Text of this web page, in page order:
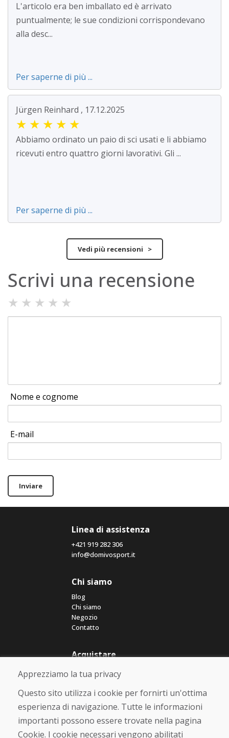
L'articolo era ben imballato ed è arrivato
puntualmente; le sue condizioni corrispondevano
alla desc...
Per saperne di più ...
Jürgen Reinhard , 17.12.2025
★ ★ ★ ★ ★
Abbiamo ordinato un paio di sci usati e li abbiamo
ricevuti entro quattro giorni lavorativi. Gli ...
Per saperne di più ...
Vedi più recensioni >
Scrivi una recensione
★ ★ ★ ★ ★
Nome e cognome
E-mail
Inviare
Linea di assistenza
+421 919 282 306
info@domivosport.it
Chi siamo
Blog
Chi siamo
Negozio
Contatto
Acquistare
Negozio online
Termini e condizioni commerciali
Spedizione e pagamento
Reso e cambio merce
Protezione dei dati personali
Cookies
Apprezziamo la tua privacy
Questo sito utilizza i cookie per fornirti un'ottima
esperienza di navigazione. Tutte le informazioni
importanti possono essere trovate nella pagina
Cookie. I cookie necessari vengono abilitati